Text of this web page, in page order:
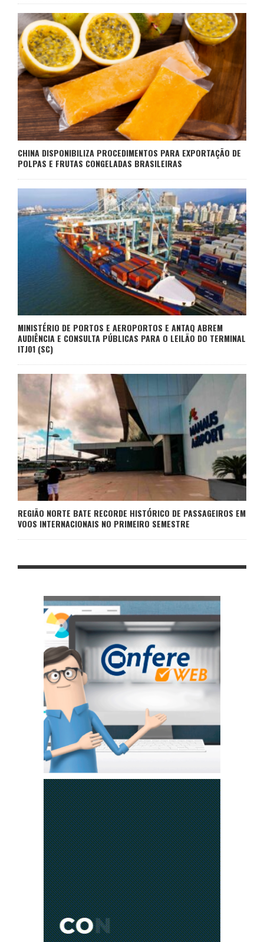
CHINA DISPONIBILIZA PROCEDIMENTOS PARA EXPORTAÇÃO DE
POLPAS E FRUTAS CONGELADAS BRASILEIRAS
MINISTÉRIO DE PORTOS E AEROPORTOS E ANTAQ ABREM
AUDIÊNCIA E CONSULTA PÚBLICAS PARA O LEILÃO DO TERMINAL
ITJ01 (SC)
REGIÃO NORTE BATE RECORDE HISTÓRICO DE PASSAGEIROS EM
VOOS INTERNACIONAIS NO PRIMEIRO SEMESTRE